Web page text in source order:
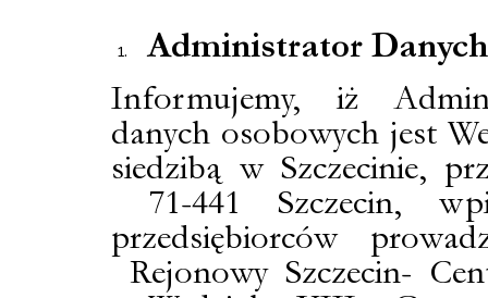
Administrator
Informujemy, iż
danych osobowych jest
siedzibą w Szczecinie,
71-441 Szczecin,
przedsiębiorców
Rejonowy Szczecin-